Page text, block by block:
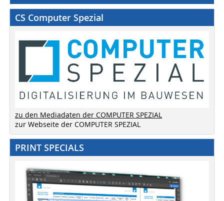
CS Computer Spezial
zu den Mediadaten der COMPUTER SPEZIAL
zur Webseite der COMPUTER SPEZIAL
PRINT SPECIALS